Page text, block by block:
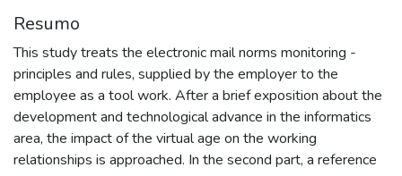
Resumo
This study treats the electronic mail norms monitoring -
principles and rules, supplied by the employer to the
employee as a tool work. After a brief exposition about the
development and technological advance in the informatics
area, the impact of the virtual age on the working
relationships is approached. In the second part, a reference